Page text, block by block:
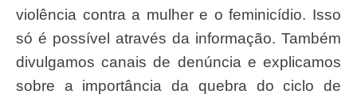
violência contra a mulher e o feminicídio. Isso
só é possível através da informação. Também
divulgamos canais de denúncia e explicamos
sobre a importância da quebra do ciclo de